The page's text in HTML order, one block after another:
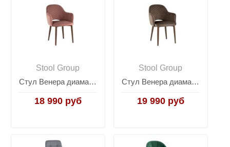
Stool Group
Стул Венера диамант велюр пыльно-розовый 2 шт
18 990 руб
Stool Group
Стул Венера диамант велюр коричневый 2 шт
19 990 руб